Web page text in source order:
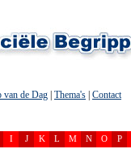
van de Dag Thema's Contact
I J K L M N O P